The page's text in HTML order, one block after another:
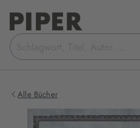
Suchbegriff
eingeben
Alle Bücher